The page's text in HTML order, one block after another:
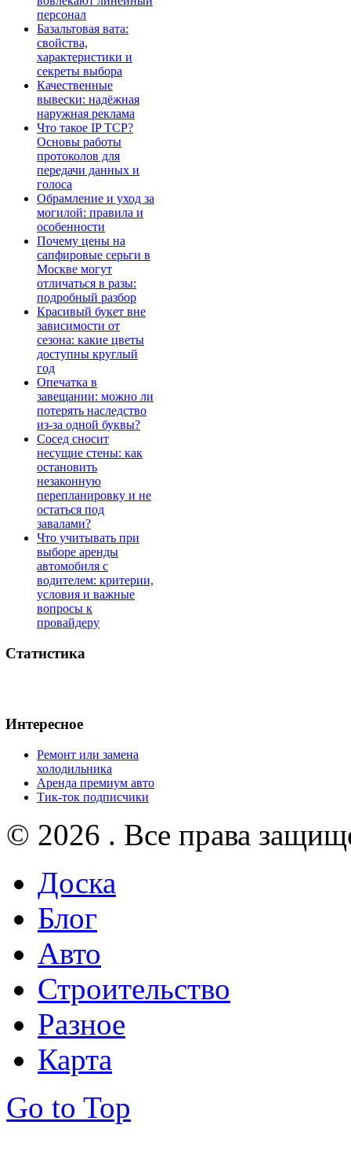
персонал
Базальтовая вата:
свойства,
характеристики и
секреты выбора
Качественные
вывески: надёжная
наружная реклама
Что такое IP TCP?
Основы работы
протоколов для
передачи данных и
голоса
Обрамление и уход за
могилой: правила и
особенности
Почему цены на
сапфировые серьги в
Москве могут
отличаться в разы:
подробный разбор
Красивый букет вне
зависимости от
сезона: какие цветы
доступны круглый
год
Опечатка в
завещании: можно ли
потерять наследство
из-за одной буквы?
Сосед сносит
несущие стены: как
остановить
незаконную
перепланировку и не
остаться под
завалами?
Что учитывать при
выборе аренды
автомобиля с
водителем: критерии,
условия и важные
вопросы к
провайдеру
Статистика
Интересное
Ремонт или замена
холодильника
Аренда премиум авто
Тик-ток подписчики
© 2026 . Все права
Доска
Блог
Авто
Строительство
Разное
Карта
Go to Top